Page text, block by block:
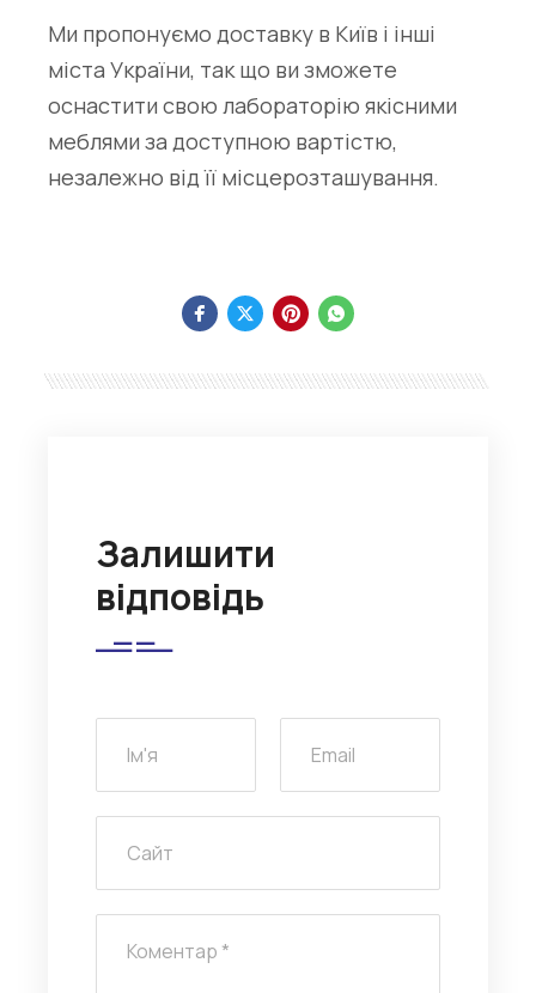
Ми пропонуємо доставку в Київ і інші
міста України, так що ви зможете
оснастити свою лабораторію якісними
меблями за доступною вартістю,
незалежно від її місцерозташування.
Залишити
відповідь